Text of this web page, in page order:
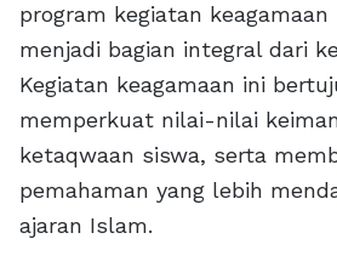
program kegiatan
menjadi bagian integral dari
Kegiatan keagamaan ini
memperkuat nilai-nilai
ketaqwaan siswa, serta
pemahaman yang lebih
ajaran Islam.